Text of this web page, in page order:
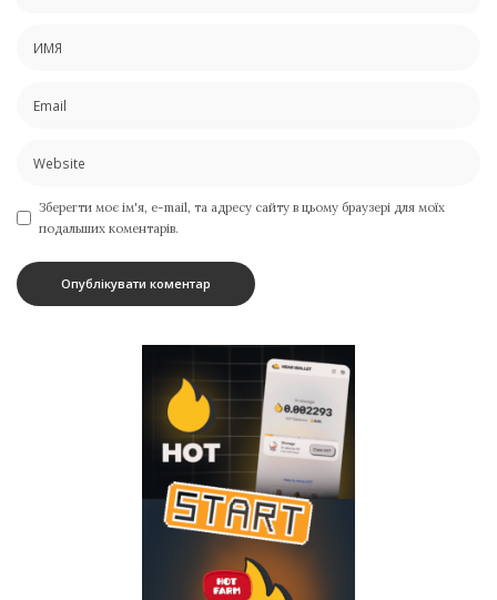
Зберегти моє ім'я, e-mail, та адресу сайту в цьому браузері для моїх
подальших коментарів.